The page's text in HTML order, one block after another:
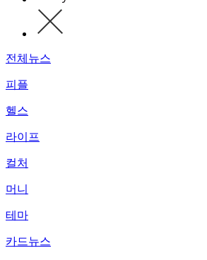
전체뉴스
피플
헬스
라이프
컬처
머니
테마
카드뉴스